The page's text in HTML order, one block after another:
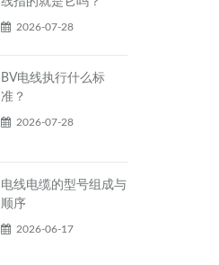
2026-07-28
BV电线执行什么标
准？
2026-07-28
电线电缆的型号组成与
顺序
2026-06-17